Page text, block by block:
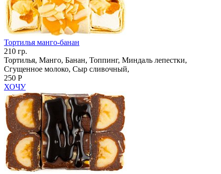
Тортилья манго-банан
210 гр.
Тортилья, Манго, Банан, Топпинг, Миндаль лепестки,
Сгущенное молоко, Сыр сливочный,
250 Р
ХОЧУ